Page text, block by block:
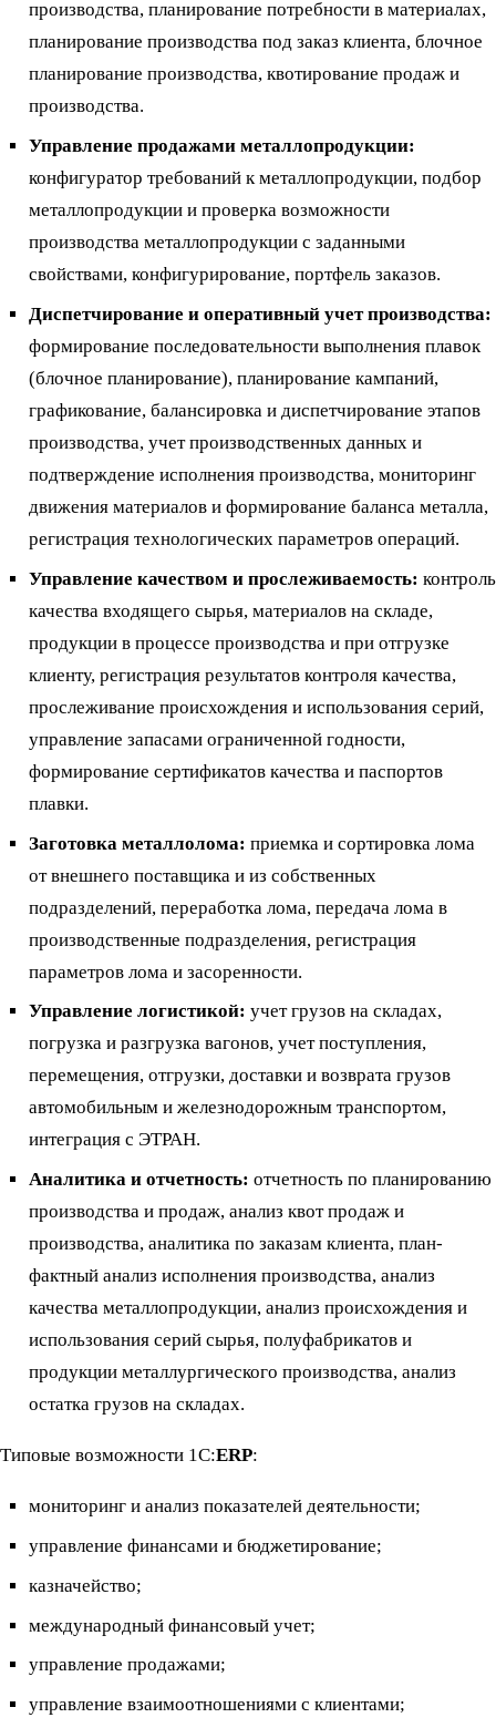
производства, планирование потребности в материалах,
планирование производства под заказ клиента, блочное
планирование производства, квотирование продаж и
производства.
Управление продажами металлопродукции:
конфигуратор требований к металлопродукции, подбор
металлопродукции и проверка возможности
производства металлопродукции с заданными
свойствами, конфигурирование, портфель заказов.
Диспетчирование и оперативный учет производства:
формирование последовательности выполнения плавок
(блочное планирование), планирование кампаний,
графикование, балансировка и диспетчирование этапов
производства, учет производственных данных и
подтверждение исполнения производства, мониторинг
движения материалов и формирование баланса металла,
регистрация технологических параметров операций.
Управление качеством и прослеживаемость: контроль
качества входящего сырья, материалов на складе,
продукции в процессе производства и при отгрузке
клиенту, регистрация результатов контроля качества,
прослеживание происхождения и использования серий,
управление запасами ограниченной годности,
формирование сертификатов качества и паспортов
плавки.
Заготовка металлолома: приемка и сортировка лома
от внешнего поставщика и из собственных
подразделений, переработка лома, передача лома в
производственные подразделения, регистрация
параметров лома и засоренности.
Управление логистикой: учет грузов на складах,
погрузка и разгрузка вагонов, учет поступления,
перемещения, отгрузки, доставки и возврата грузов
автомобильным и железнодорожным транспортом,
интеграция с ЭТРАН.
Аналитика и отчетность: отчетность по планированию
производства и продаж, анализ квот продаж и
производства, аналитика по заказам клиента, план-
фактный анализ исполнения производства, анализ
качества металлопродукции, анализ происхождения и
использования серий сырья, полуфабрикатов и
продукции металлургического производства, анализ
остатка грузов на складах.
Типовые возможности 1С:ERP:
мониторинг и анализ показателей деятельности;
управление финансами и бюджетирование;
казначейство;
международный финансовый учет;
управление продажами;
управление взаимоотношениями с клиентами;